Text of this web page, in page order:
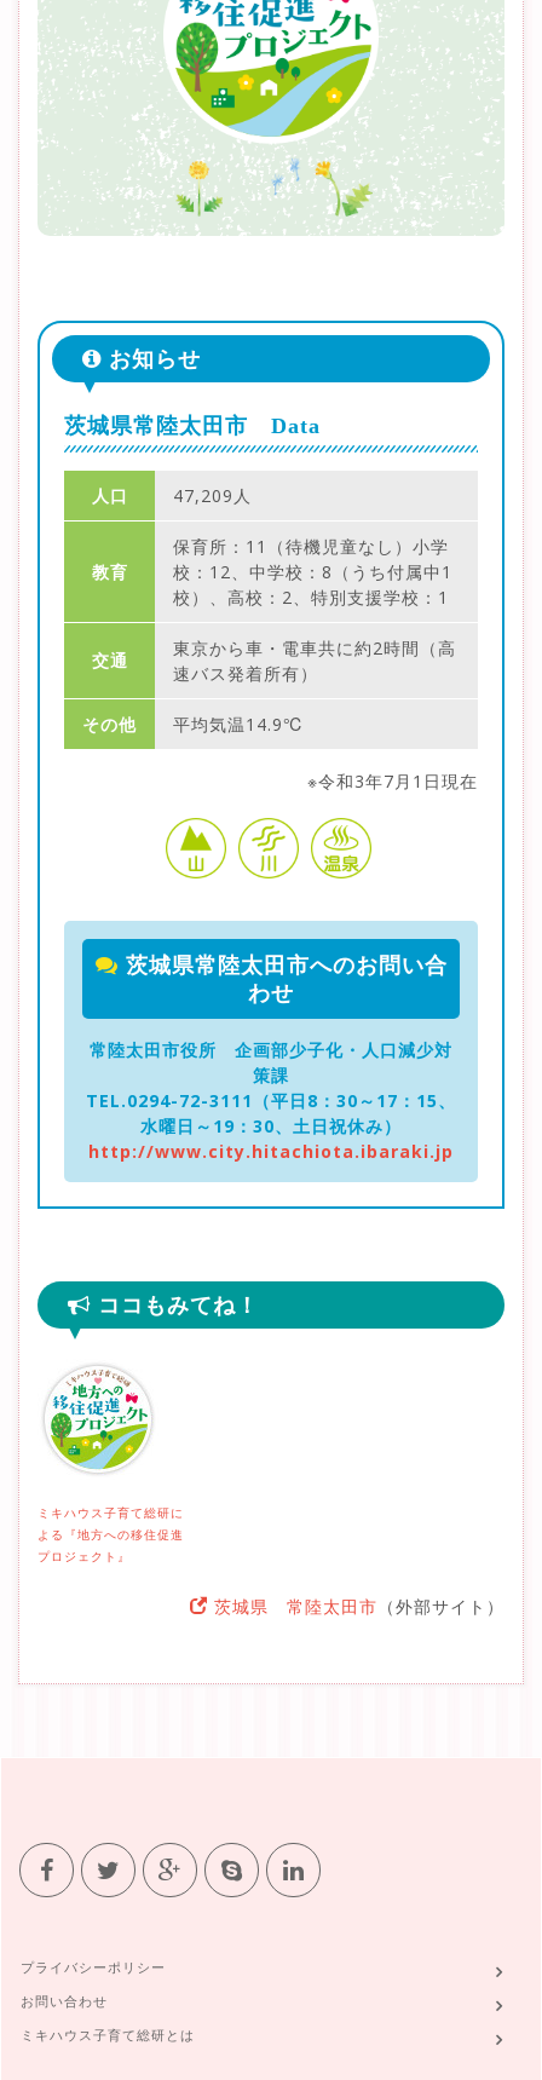
お知らせ
茨城県常陸太田市 Data
人口 47,209人
教育
保育所：11（待機児童なし）小学
校：12、中学校：8（うち付属中1
校）、高校：2、特別支援学校：1
交通
東京から車・電車共に約2時間（高
速バス発着所有）
その他 平均気温14.9℃
※令和3年7月1日現在
茨城県常陸太田市へのお問い合
わせ
常陸太田市役所 企画部少子化・人口減少対
策課
TEL.0294-72-3111（平日8：30～17：15、
水曜日～19：30、土日祝休み）
http://www.city.hitachiota.ibaraki.jp
ココもみてね！
ミキハウス子育て総研に
よる『地方への移住促進
プロジェクト』
茨城県 常陸太田市 （外部サイト）
プライバシーポリシー
お問い合わせ
ミキハウス子育て総研とは